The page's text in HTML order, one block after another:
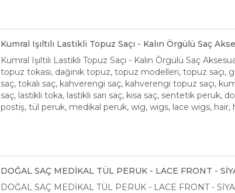
Kumral Işıltılı Lastikli Topuz Saçı - Kalın Örgülü Saç
Kumral Işıltılı Lastikli Topuz Saçı - Kalın Örgülü Saç
topuz tokası, dağınık topuz, topuz modelleri, topuz
saç, tokalı saç, kahverengi saç, kahverengi topuz saçı,
saç, lastikli toka, lastikli sarı saç, kısa saç, sentetik peruk,
postiş, tül peruk, medikal peruk, wig, wigs, lace wigs,
DOĞAL SAÇ MEDİKAL TÜL PERUK - LACE FRONT -
DOĞAL SAÇ MEDİKAL TÜL PERUK - LACE FRONT -